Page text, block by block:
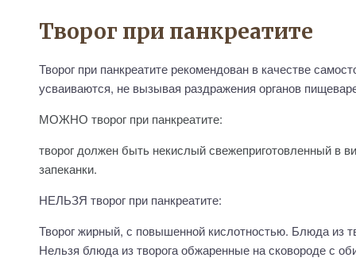
Творог при панкреатите
Творог при панкреатите рекомендован в качестве
усваиваются, не вызывая раздражения органов
МОЖНО творог при панкреатите:
творог должен быть некислый свежеприготовленный в
запеканки.
НЕЛЬЗЯ творог при панкреатите:
Творог жирный, с повышенной кислотностью. Блюда из
Нельзя блюда из творога обжаренные на сковороде с